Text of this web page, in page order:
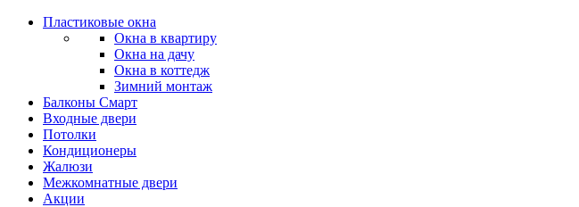
Пластиковые окна
Окна в квартиру
Окна на дачу
Окна в коттедж
Зимний монтаж
Балконы Смарт
Входные двери
Потолки
Кондиционеры
Жалюзи
Межкомнатные двери
Акции